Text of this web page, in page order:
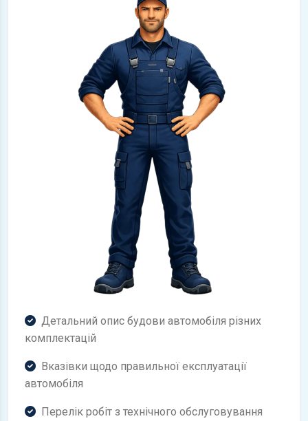
Детальний опис будови автомобіля різних
комплектацій
Вказівки щодо правильної експлуатації
автомобіля
Перелік робіт з технічного обслуговування